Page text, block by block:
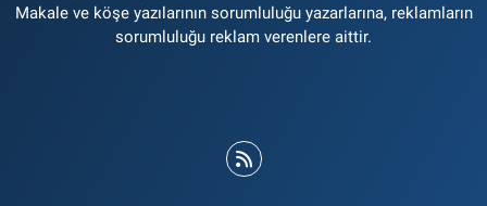
Makale ve köşe yazılarının sorumluluğu yazarlarına, reklamların
sorumluluğu reklam verenlere aittir.